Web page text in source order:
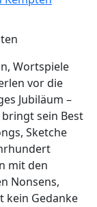
Wortspiele
vor die
Jubiläum –
sein Best
Sketche
mit den
Nonsens,
kein Gedanke